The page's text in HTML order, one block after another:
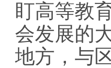
盯高等教
会发展的
地方，与